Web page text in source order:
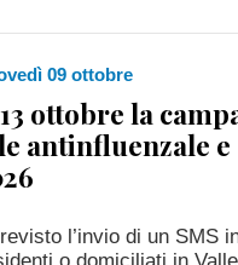
09 ottobre
ottobre la
antinfluenzale
l’invio di un SMS
o domiciliati in